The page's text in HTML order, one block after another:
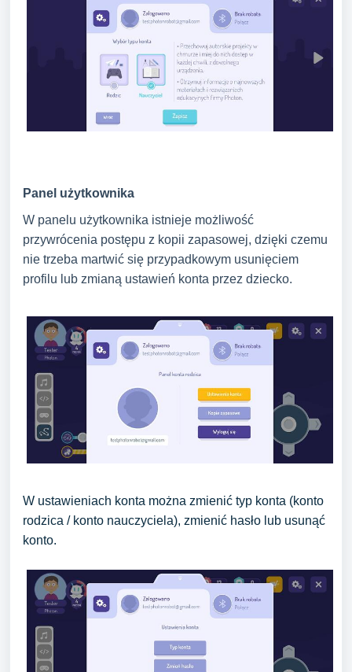
Panel użytkownika
W panelu użytkownika istnieje możliwość
przywrócenia postępu z kopii zapasowej, dzięki czemu
nie trzeba martwić się przypadkowym usunięciem
profilu lub zmianą ustawień konta przez dziecko.
W ustawieniach konta można zmienić typ konta (konto
rodzica / konto nauczyciela), zmienić hasło lub usunąć
konto.